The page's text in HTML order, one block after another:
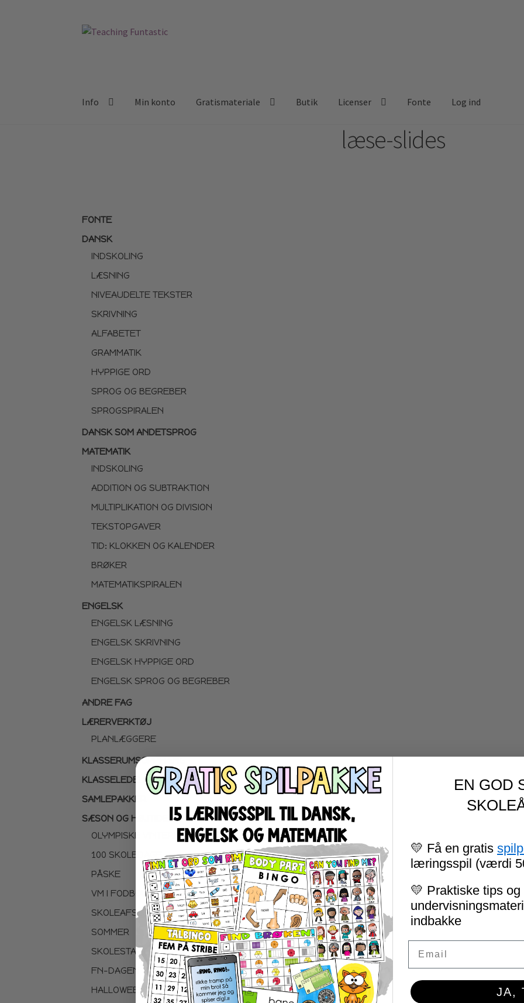
Spring
Spring
Info Min konto Gratismateriale Butik Licenser Fonte Log ind
læse-slides
FONTE
DANSK
INDSKOLING
LÆSNING
NIVEAUDELTE TEKSTER
SKRIVNING
ALFABETET
GRAMMATIK
HYPPIGE ORD
SPROG OG BEGREBER
SPROGSPIRALEN
DANSK SOM ANDETSPROG
MATEMATIK
INDSKOLING
ADDITION OG SUBTRAKTION
MULTIPLIKATION OG DIVISION
TEKSTOPGAVER
TID: KLOKKEN OG KALENDER
BRØKER
MATEMATIKSPIRALEN
ENGELSK
ENGELSK LÆSNING
ENGELSK SKRIVNING
ENGELSK HYPPIGE ORD
ENGELSK SPROG OG BEGREBER
ANDRE FAG
LÆRERVERKTØJ
PLANLÆGGERE
KLASSERUMSOPPHÆNG
KLASSELEDELSE
SAMLEPAKKER
SÆSON OG HØJTIDER
OLYMPISKE VINTERLEGE
100 SKOLEDAGE
PÅSKE
VM I FODBOLD
SKOLEAFSLUTNING
SOMMER
SKOLESTART
FN-DAGEN
HALLOWEEN
EN GOD
💛 Få en gratis
læringsspil (værdi
💛 Praktiske tips og
indbakke
JA,